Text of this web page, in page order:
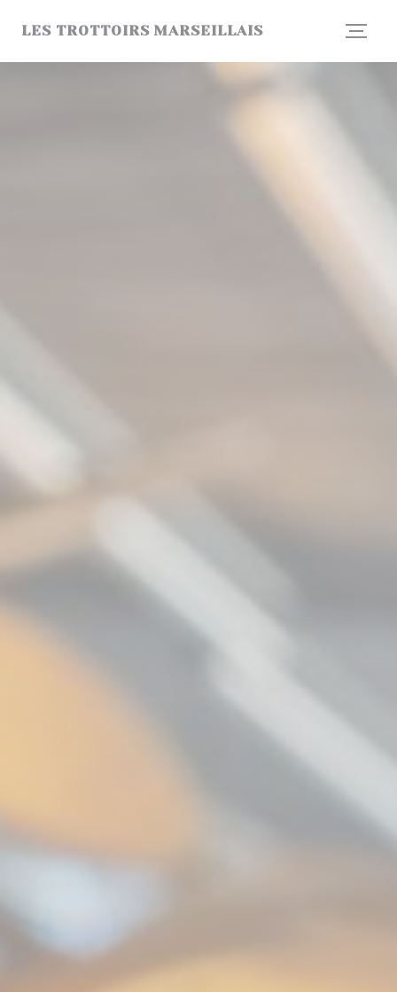
LES TROTTOIRS MARSEILLAIS